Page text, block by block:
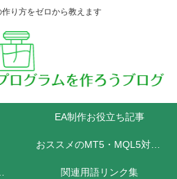
り方をゼロから教えます
EA制作お役立ち記事
おススメのMT5・MQL5対応FX業者
Python講座 関連用語リンク集